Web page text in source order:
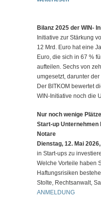
Bilanz 2025 der WIN-
Initiative zur Stärkung
12 Mrd. Euro hat eine
Euro, die sich in 67 %
aufteilen. Sechs von
umgesetzt, darunter
Der BITKOM bewertet
WIN-Initiative noch die
Nur noch wenige
Start-up Unternehmen
Notare
Dienstag, 12. Mai
in Start-ups zu
Welche Vorteile haben
Haftungsrisiken
Stolte, Rechtsanwalt,
ANMELDUNG